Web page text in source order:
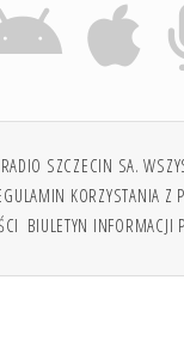
SZCZECIN SA.
KORZYSTANIA Z
BIULETYN INFORMACJI